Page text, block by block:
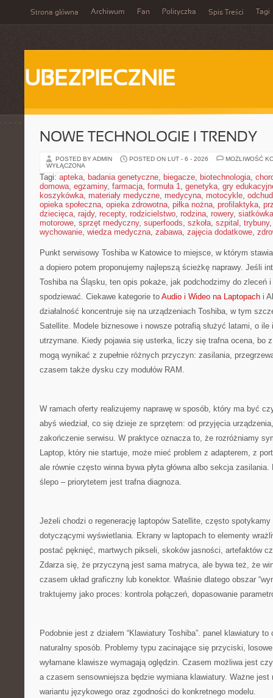
Strona główna Archiwum Fan Polityczka Spis Treści Tagi
UBEZPIECZNIE
NOWE TECHNOLOGIE I TRENDY
POSTED BY ADMIN POSTED ON LUT - 6 - 2026
MOŻLIWOŚĆ
WYŁĄCZONA
Tagi: apteka, badania genetyczne, biegacze, biotechnologia,
domowa, egzaminy, farmacja, formuła 1, genetyka, gry
koszykówka, materiały medyczne, medycyna, motocykle,
opieka społeczna, opieka zdrowotna, piłka nożna, profilaktyka,
dziecięca, rajdy, recepty, rodzicielstwo, rodzina, rowery, siatkówka
motorowe, sprzęt medyczny, superfoods, szkoła, szpital , trybuny
wychowanie, wiedza medyczna, zabawa, zajęcia dodatkowe,
Punkt serwisowy Toshiba w Katowice to miejsce, w którym
a dopiero potem proponujemy najlepszą ścieżkę naprawy. Jeśli
Toshiba na Śląsku, ten opis pokaże, jak podchodzimy do zleceń
spodziewać. Ciekawe kategorie to Audio i Wideo na Laptopach i
działalność koncentruje się na urządzeniach Toshiba, w tym
Satellite. Modele biznesowe i nowsze potrafią służyć latami, o
utrzymane. Kiedy pojawia się usterka, liczy się trafna ocena, bo
mogą wynikać z zupełnie różnych przyczyn: zasilania,
czasem także dysku czy modułów RAM.
W ramach oferty realizujemy naprawę w sposób, który ma być
abyś wiedział, co się dzieje ze sprzętem: od przyjęcia
zakończenie serwisu. W praktyce oznacza to, że rozróżniamy
Laptop, który nie startuje, może mieć problem z adapterem, z
ale równie często winna bywa płyta główna albo sekcja
ślepo – priorytetem jest trafna diagnoza.
Jeżeli chodzi o regenerację laptopów Satellite, często
dotyczącymi wyświetlania. Ekrany w laptopach to elementy
postać pęknięć, martwych pikseli, skoków jasności, artefaktów
Zdarza się, że przyczyną jest sama matryca, ale bywa też, że
czasem układ graficzny lub konektor. Właśnie dlatego obszar
traktujemy jako proces: kontrola połączeń, dopasowanie
Podobnie jest z działem “Klawiatury Toshiba”. panel klawiatury
naturalny sposób. Problemy typu zacinające się przyciski,
wyłamane klawisze wymagają oględzin. Czasem możliwa jest
a czasem sensowniejsza będzie wymiana klawiatury. Ważne jest
wariantu językowego oraz zgodności do konkretnego modelu.